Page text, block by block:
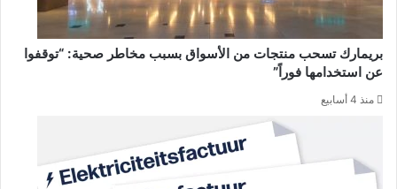
بريمارك تسحب منتجات من الأسواق بسبب مخاطر صحية: “توقفوا
عن استخدامها فوراً”
منذ 4 أسابيع